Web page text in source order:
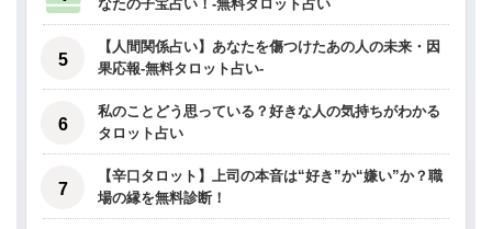
なたの子宝占い！-無料タロット占い
【人間関係占い】あなたを傷つけたあの人の未来・因
果応報-無料タロット占い-
私のことどう思っている？好きな人の気持ちがわかる
タロット占い
【辛口タロット】上司の本音は“好き”か“嫌い”か？職
場の縁を無料診断！